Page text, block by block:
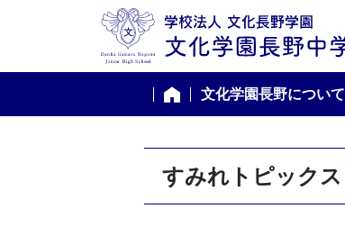
ホーム
文化学園長野について
すみれトピックス